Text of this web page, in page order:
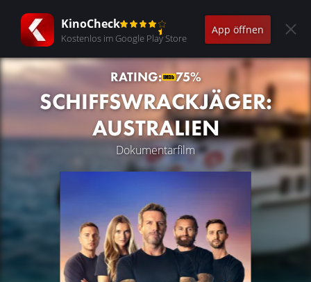
KinoCheck
Kostenlos im Google Play Store
App öffnen
RATING: 75%
SCHIFFSWRACKJÄGER:
AUSTRALIEN
Dokumentarfilm